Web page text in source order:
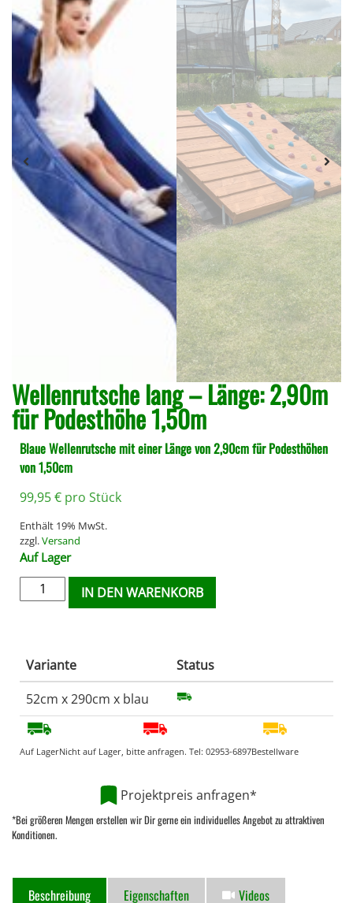
Wellenrutsche lang – Länge: 2,90m
für Podesthöhe 1,50m
Blaue Wellenrutsche mit einer Länge von 2,90cm für Podesthöhen
von 1,50cm
99,95€ pro Stück
Enthält 19% MwSt.
zzgl.Versand
Auf Lager
IN DEN WARENKORB
Variante
Status
52cm x 290cm x blau
Auf LagerNicht auf Lager, bitte anfragen. Tel: 02953-6897Bestellware
Projektpreis anfragen*
*Bei größeren Mengen erstellen wir Dir gerne ein individuelles Angebot zu attraktiven
Konditionen.
Beschreibung Eigenschaften Videos